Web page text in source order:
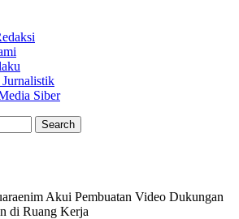
Siber
Akui Pembuatan Video Dukungan
di Ruang Kerja